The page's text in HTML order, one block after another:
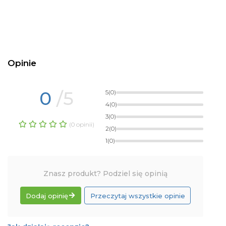
Opinie
0 /5
(0 opinii)
5(0)
4(0)
3(0)
2(0)
1(0)
Znasz produkt? Podziel się opinią
Dodaj opinię Przeczytaj wszystkie opinie